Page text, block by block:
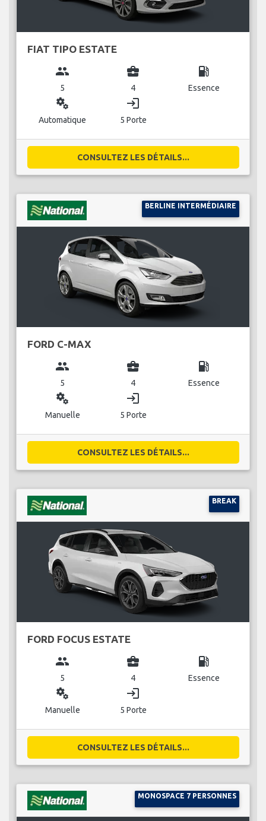
FIAT TIPO ESTATE
group
5
business_center
4
local_gas_station
Essence
miscellaneous_services
Automatique
login
5 Porte
CONSULTEZ LES DÉTAILS...
BERLINE INTERMÉDIAIRE
FORD C-MAX
group
5
business_center
4
local_gas_station
Essence
miscellaneous_services
Manuelle
login
5 Porte
CONSULTEZ LES DÉTAILS...
BREAK
FORD FOCUS ESTATE
group
5
business_center
4
local_gas_station
Essence
miscellaneous_services
Manuelle
login
5 Porte
CONSULTEZ LES DÉTAILS...
MONOSPACE 7 PERSONNES